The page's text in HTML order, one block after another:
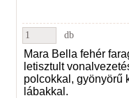
db
Mara Bella fehér
letisztult
polcokkal, gyönyörű
lábakkal.